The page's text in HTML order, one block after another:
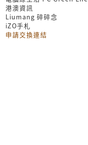
港澳資訊
Liumang 碎碎念
iZO手札
申請交換連結